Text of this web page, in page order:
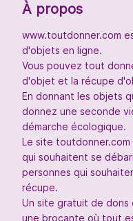
À propos
www.toutdonner.com
d'objets en ligne.
Vous pouvez tout
d'objet et la récupe
En donnant les objets
donnez une seconde
démarche écologique.
Le site
qui souhaitent se
personnes qui
récupe.
Un site gratuit de dons
une brocante où tout